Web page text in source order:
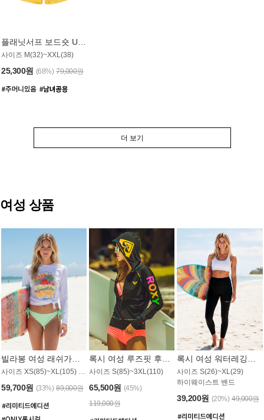
플래닛서프 보드숏 UMB008YPS
사이즈 M(32)~XXL(38)
25,300원 (68%) 79,000원
더 보기
여성 상품
59,700원 (33%) 89,000원
사이즈 S(85)~3XL(110)
65,500원 (45%)
119,000원
사이즈 S(26)~XL(29)
하이웨이스트 밴드
39,200원 (20%) 49,000원